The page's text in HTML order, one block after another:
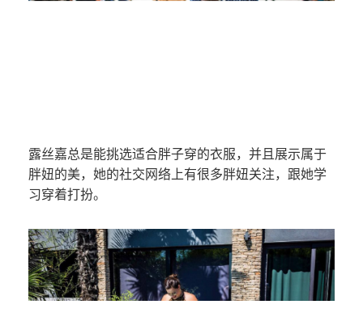
露丝嘉总是能挑选适合胖子穿的衣服，并且展示属于
胖妞的美，她的社交网络上有很多胖妞关注，跟她学
习穿着打扮。